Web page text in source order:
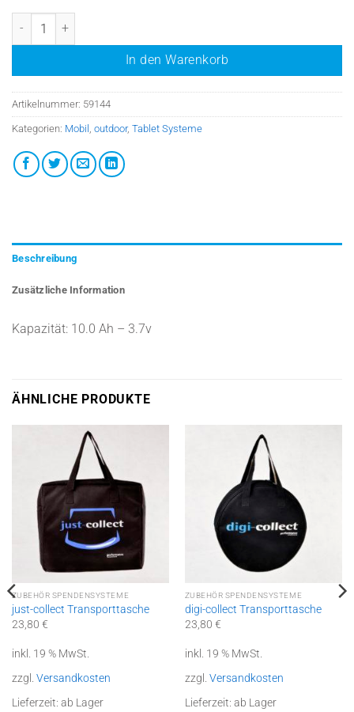
Austauschakku für Navi-Pad #59142/TPC-GS1081TH Menge
In den Warenkorb
Artikelnummer: 59144
Kategorien: Mobil , outdoor, Tablet Systeme
Beschreibung
Zusätzliche Information
Kapazität: 10.0 Ah – 3.7v
ÄHNLICHE PRODUKTE
ZUBEHÖR SPENDENSYSTEME
just-collect Transporttasche
23,80 €
inkl. 19 % MwSt.
zzgl. Versandkosten
Lieferzeit: ab Lager
ZUBEHÖR SPENDENSYSTEME
digi-collect Transporttasche
23,80 €
inkl. 19 % MwSt.
zzgl. Versandkosten
Lieferzeit: ab Lager